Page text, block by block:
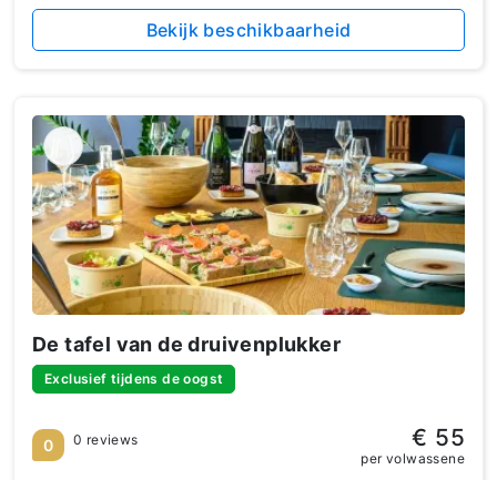
Bekijk beschikbaarheid
De tafel van de druivenplukker
Exclusief tijdens de oogst
0 0 reviews € 55
per volwassene